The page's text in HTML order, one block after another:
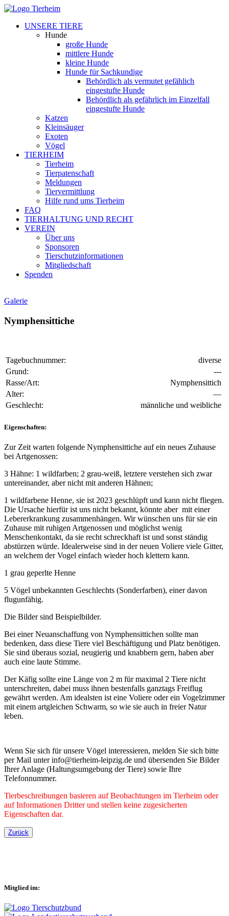
UNSERE TIERE
Hunde
große Hunde
mittlere Hunde
kleine Hunde
Hunde für Sachkundige
Behördlich als vermutet gefählich
eingestufte Hunde
Behördlich als gefährlich im Einzelfall
eingestufte Hunde
Katzen
Kleinsäuger
Exoten
Vögel
TIERHEIM
Tierheim
Tierpatenschaft
Meldungen
Tiervermittlung
Hilfe rund ums Tierheim
FAQ
TIERHALTUNG UND RECHT
VEREIN
Über uns
Sponsoren
Tierschutzinformationen
Mitgliedschaft
Spenden
Galerie
Nymphensittiche
Tagebuchnummer:
diverse
Grund:
---
Rasse/Art:
Nymphensittich
Alter:
—
Geschlecht:
männliche und weibliche
Eigenschaften:
Zur Zeit warten folgende Nymphensittiche auf ein neues Zuhause
bei Artgenossen:
3 Hähne: 1 wildfarben; 2 grau-weiß, letztere verstehen sich zwar
untereinander, aber nicht mit anderen Hähnen;
1 wildfarbene Henne, sie ist 2023 geschlüpft und kann nicht fliegen.
Die Ursache hierfür ist uns nicht bekannt, könnte aber mit einer
Lebererkrankung zusammenhängen. Wir wünschen uns für sie ein
Zuhause mit ruhigen Artgenossen und möglichst wenig
Menschenkontakt, da sie recht schreckhaft ist und sonst ständig
abstürzen würde. Idealerweise sind in der neuen Voliere viele Gitter,
an welchem der Vogel einfach wieder hoch klettern kann.
1 grau geperlte Henne
5 Vögel unbekannten Geschlechts (Sonderfarben), einer davon
flugunfähig.
Die Bilder sind Beispielbilder.
Bei einer Neuanschaffung von Nymphensittichen sollte man
bedenken, dass diese Tiere viel Beschäftigung und Platz benötigen.
Sie sind überaus sozial, neugierig und knabbern gern, haben aber
auch eine laute Stimme.
Der Käfig sollte eine Länge von 2 m für maximal 2 Tiere nicht
unterschreiten, dabei muss ihnen bestenfalls ganztags Freiflug
gewährt werden. Am idealsten ist eine Voliere oder ein Vogelzimmer
mit einem artgleichen Schwarm, so wie sie auch in freier Natur
leben.
Wenn Sie sich für unsere Vögel interessieren, melden Sie sich bitte
per Mail unter info@tierheim-leipzig.de und übersenden Sie Bilder
Ihrer Anlage (Haltungsumgebung der Tiere) sowie Ihre
Telefonnummer.
Tierbeschreibungen basieren auf Beobachtungen im Tierheim oder
auf Informationen Dritter und stellen keine zugesicherten
Eigenschaften dar.
Zurück
Mitglied im: